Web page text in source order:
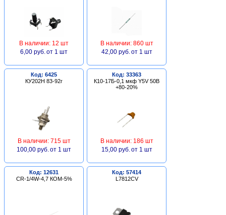
В наличии: 12 шт
6,00 руб. от 1 шт
В наличии: 860 шт
42,00 руб. от 1 шт
Код: 6425
КУ202Н 83-92г
В наличии: 715 шт
100,00 руб. от 1 шт
Код: 33363
К10-17Б-0,1 мкф Y5V 50В
+80-20%
В наличии: 186 шт
15,00 руб. от 1 шт
Код: 12631
CR-1/4W-4,7 КОМ-5%
Код: 57414
L7812CV